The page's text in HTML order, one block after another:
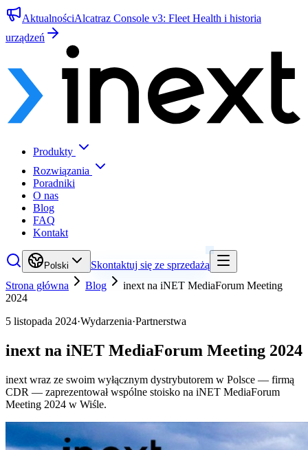
AktualnościAlcatraz Console v3: Fleet Health i historia
urządzeń
Produkty
Rozwiązania
Poradniki
O nas
Blog
FAQ
Kontakt
Polski
Skontaktuj się ze sprzedażą
Strona główna
Blog
inext na iNET MediaForum Meeting
2024
5 listopada 2024·Wydarzenia·Partnerstwa
inext na iNET MediaForum Meeting 2024
inext wraz ze swoim wyłącznym dystrybutorem w Polsce — firmą
CDR — zaprezentował wspólne stoisko na iNET MediaForum
Meeting 2024 w Wiśle.